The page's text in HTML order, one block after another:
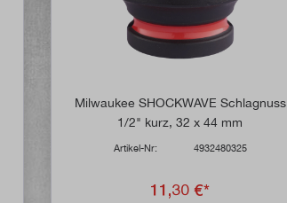
Milwaukee SHOCKWAVE Schlagnuss
1/2" kurz, 32 x 44 mm
Artikel-Nr: 4932480325
11,30 €*